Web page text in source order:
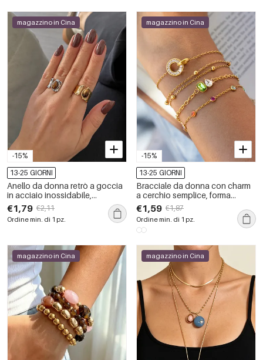
-15%
magazzino in Cina
13-25 GIORNI
Anello da donna retrò a goccia
in acciaio inossidabile,
impermeabile, color oro, con
pietra naturale.
€1,79 €2,11
Ordine min. di 1 pz.
-15%
magazzino in Cina
13-25 GIORNI
Bracciale da donna con charm
a cerchio semplice, forma
geometrica, in acciaio
inossidabile, impermeabile,
color oro, con zirconi.
€1,59 €1,87
Ordine min. di 1 pz.
magazzino in Cina magazzino in Cina